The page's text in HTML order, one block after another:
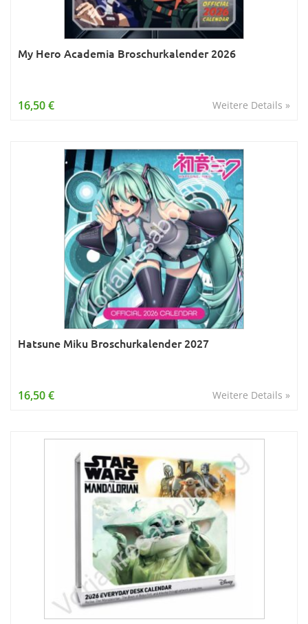
My Hero Academia Broschurkalender 2026
Weitere Details »
16,50 €
Hatsune Miku Broschurkalender 2027
Weitere Details »
16,50 €